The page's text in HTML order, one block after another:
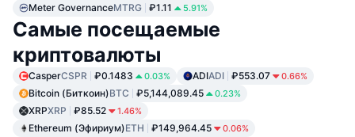
Meter GovernanceMTRG ₽1.11 5.91%
Самые посещаемые
криптовалюты
CasperCSPR ₽0.1483 0.03% ADIADI ₽553.07 0.66%
Bitcoin (Биткоин)BTC ₽5,144,089.45 0.23%
XRPXRP ₽85.52 1.46%
Ethereum (Эфириум)ETH ₽149,964.45 0.06%